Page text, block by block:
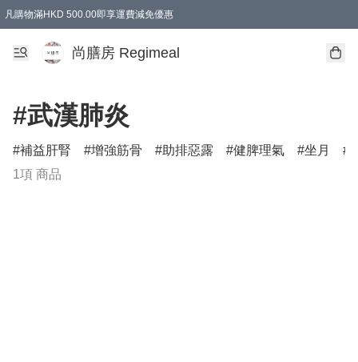
凡購物滿HKD 500.00即享運費減免優惠
尚膳房 Regimeal
#武漢肺炎
補益肝腎 增強筋骨 助排惡露 健脾理氣 坐月
1項 商品